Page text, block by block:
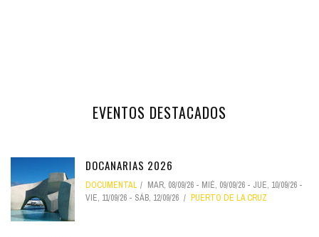
EVENTOS DESTACADOS
DOCANARIAS 2026
DOCUMENTAL MAR, 08/09/26 - MIÉ, 09/09/26 - JUE, 10/09/26 -
VIE, 11/09/26 - SÁB, 12/09/26 PUERTO DE LA CRUZ